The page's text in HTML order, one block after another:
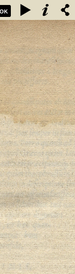
OK
doctoris in
Fuchsium germanum
a domino
Sébastien de